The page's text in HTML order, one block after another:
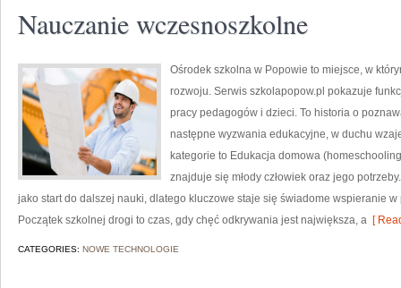
Nauczanie wczesnoszkolne
Ośrodek szkolna w Popowie to miejsce, w
rozwoju. Serwis szkolapopow.pl pokazuje
pracy pedagogów i dzieci. To historia o
następne wyzwania edukacyjne, w duchu
kategorie to Edukacja domowa
znajduje się młody człowiek oraz jego
jako start do dalszej nauki, dlatego kluczowe staje się świadome wspieranie
Początek szkolnej drogi to czas, gdy chęć odkrywania jest największa, a [
CATEGORIES: NOWE TECHNOLOGIE